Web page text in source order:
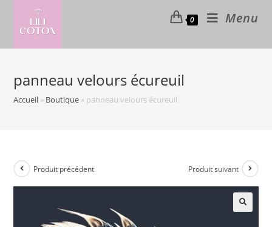
content
0 Menu
panneau velours écureuil
Accueil » Boutique » panneau velours écureuil
Produit précédent Produit suivant